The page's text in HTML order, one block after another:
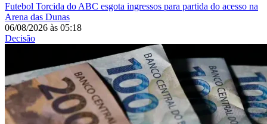
Futebol Torcida do ABC esgota ingressos para partida do acesso na
Arena das Dunas
06/08/2026 às 05:18
Decisão